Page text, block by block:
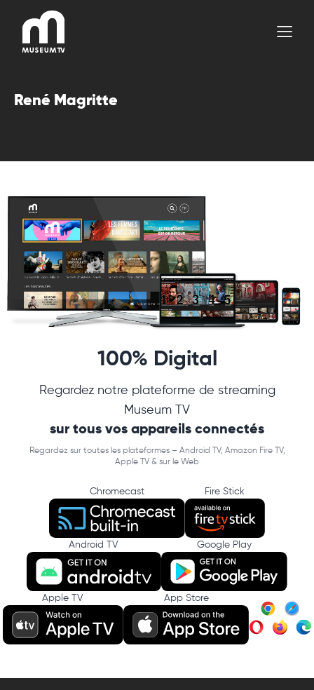
contenu
René Magritte
100% Digital
Regardez notre plateforme de streaming
Museum TV
sur tous vos appareils connectés
Regardez sur toutes les plateformes – Android TV, Amazon Fire TV,
Apple TV & sur le Web
Chromecast Fire Stick
Android TV Google Play
Apple TV App Store